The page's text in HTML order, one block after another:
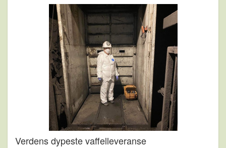
Verdens dypeste vaffelleveranse